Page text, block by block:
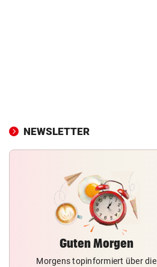
NEWSLETTER
Guten Morgen
Morgens topinformiert über die